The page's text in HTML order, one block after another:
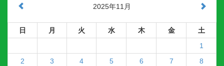
2025年11月
日 月 火 水 木 金
土
1
2
3 4 5 6 7 8